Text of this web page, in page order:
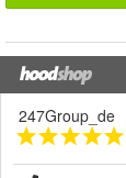
247Group_de